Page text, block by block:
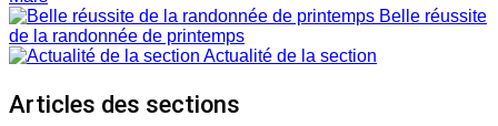
Belle réussite
de la randonnée de printemps
Actualité de la section
Articles des sections